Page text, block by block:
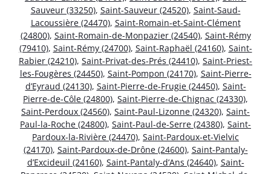
Sauveur (33250), Saint-Sauveur (24520), Saint-Saud-
Lacoussière (24470), Saint-Romain-et-Saint-Clément
(24800), Saint-Romain-de-Monpazier (24540), Saint-Rémy
(79410), Saint-Rémy (24700), Saint-Raphaël (24160), Saint-
Rabier (24210), Saint-Privat-des-Prés (24410), Saint-Priest-
les-Fougères (24450), Saint-Pompon (24170), Saint-Pierre-
d’Eyraud (24130), Saint-Pierre-de-Frugie (24450), Saint-
Pierre-de-Côle (24800), Saint-Pierre-de-Chignac (24330),
Saint-Perdoux (24560), Saint-Paul-Lizonne (24320), Saint-
Paul-la-Roche (24800), Saint-Paul-de-Serre (24380), Saint-
Pardoux-la-Rivière (24470), Saint-Pardoux-et-Vielvic
(24170), Saint-Pardoux-de-Drône (24600), Saint-Pantaly-
d’Excideuil (24160), Saint-Pantaly-d’Ans (24640), Saint-